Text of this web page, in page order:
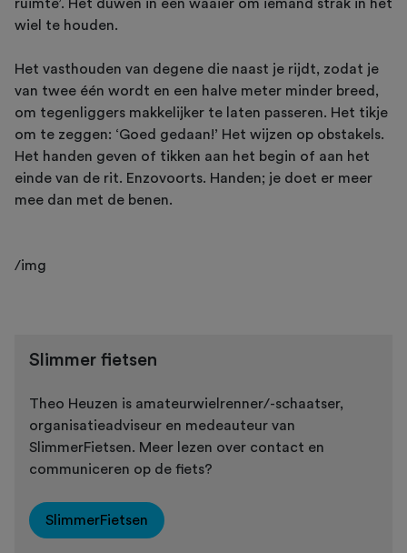
ruimte’. Het duwen in een waaier om iemand strak in het
wiel te houden.
Het vasthouden van degene die naast je rijdt, zodat je
van twee één wordt en een halve meter minder breed,
om tegenliggers makkelijker te laten passeren. Het tikje
om te zeggen: ‘Goed gedaan!’ Het wijzen op obstakels.
Het handen geven of tikken aan het begin of aan het
einde van de rit. Enzovoorts. Handen; je doet er meer
mee dan met de benen.
/img
Slimmer fietsen
Theo Heuzen is amateurwielrenner/-schaatser,
organisatieadviseur en medeauteur van
SlimmerFietsen. Meer lezen over contact en
communiceren op de fiets?
SlimmerFietsen